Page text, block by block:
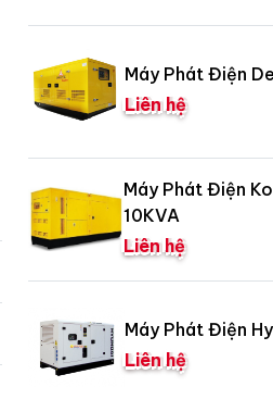
Máy Phát Điện
Liên hệ
Máy Phát Điện
10KVA
Liên hệ
Máy Phát Điện
Liên hệ